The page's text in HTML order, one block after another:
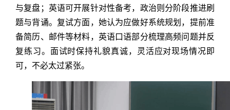
与复盘；英语可开展针对性备考，政治则分阶段推进刷
题与背诵。复试方面，她认为应做好系统规划，提前准
备简历、邮件等材料，英语口语部分梳理高频问题并反
复练习。面试时保持礼貌真诚，灵活应对现场情况即
可，不必太过紧张。